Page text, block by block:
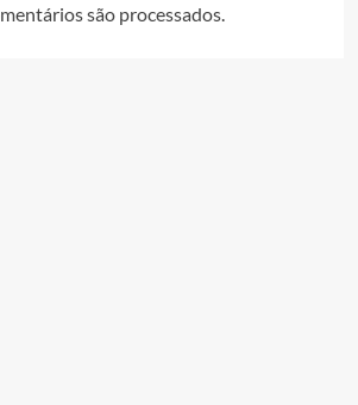
são processados.